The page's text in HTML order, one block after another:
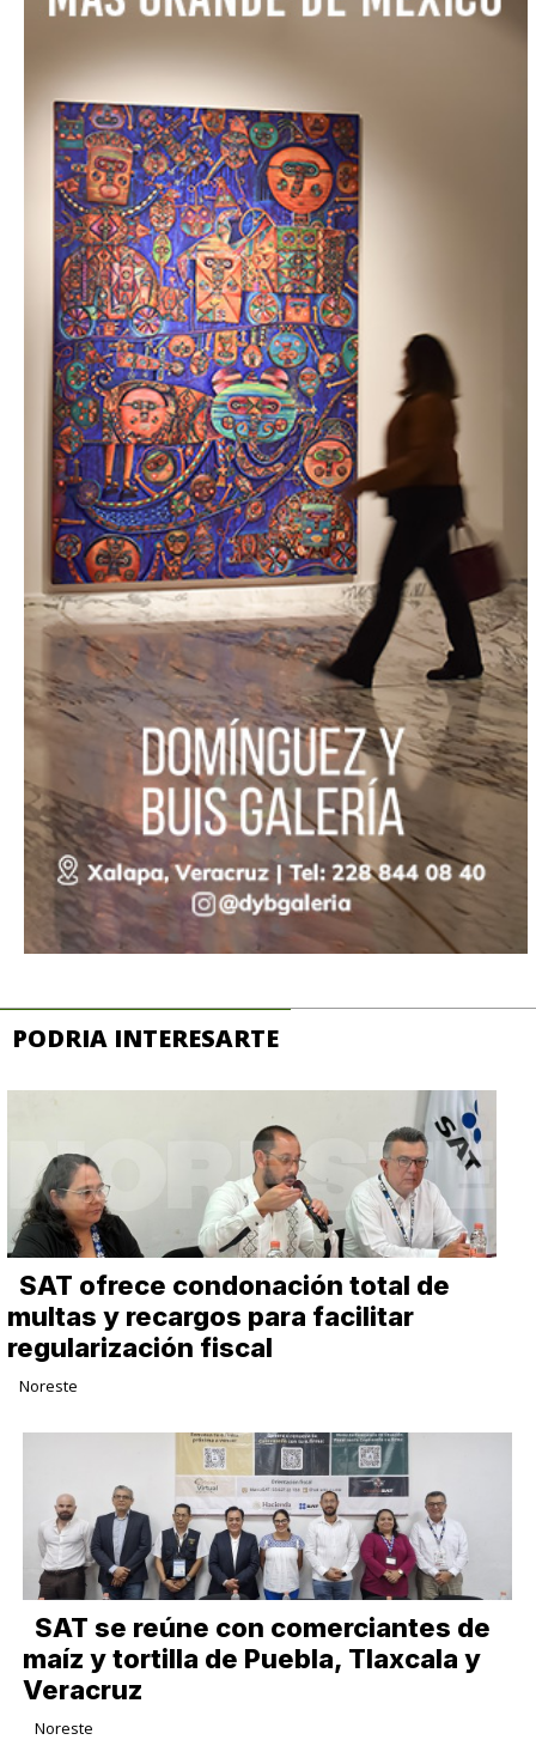
PODRIA INTERESARTE
SAT ofrece condonación total de
multas y recargos para facilitar
regularización fiscal
Noreste
SAT se reúne con comerciantes de
maíz y tortilla de Puebla, Tlaxcala y
Veracruz
Noreste